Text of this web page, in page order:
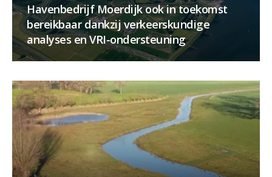
Havenbedrijf Moerdijk ook in toekomst
bereikbaar dankzij verkeerskundige
analyses en VRI-ondersteuning